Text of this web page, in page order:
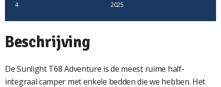
4
2025
Beschrijving
De Sunlight T68 Adventure is de meest ruime half-
integraal camper met enkele bedden die we hebben. Het